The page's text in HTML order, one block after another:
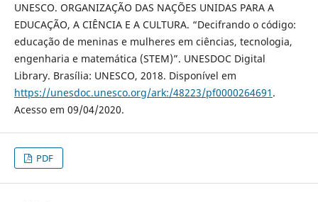
UNESCO. ORGANIZAÇÃO DAS NAÇÕES UNIDAS PARA A
EDUCAÇÃO, A CIÊNCIA E A CULTURA. “Decifrando o código:
educação de meninas e mulheres em ciências, tecnologia,
engenharia e matemática (STEM)”. UNESDOC Digital
Library. Brasília: UNESCO, 2018. Disponível em
https://unesdoc.unesco.org/ark:/48223/pf0000264691 .
Acesso em 09/04/2020.
PDF